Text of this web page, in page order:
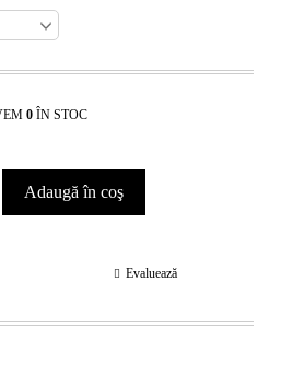
0 ÎN STOC
Evaluează